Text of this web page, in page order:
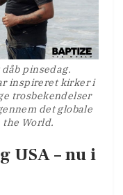
pinsedag.
inspireret kirker i
trosbekendelser
det globale
the World.
USA – nu i